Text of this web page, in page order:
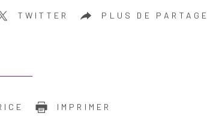
TWITTER PLUS DE PARTAGE
IMPRIMER